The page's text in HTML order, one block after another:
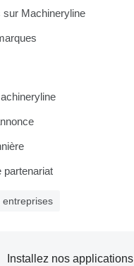
Machineryline
partenariat
entreprises
Installez nos applications